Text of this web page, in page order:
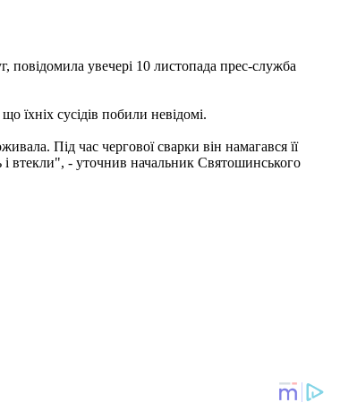
увечері 10 листопада прес-служба
їхніх сусідів побили невідомі.
Під час чергової сварки він намагався її
втекли", - уточнив начальник Святошинського